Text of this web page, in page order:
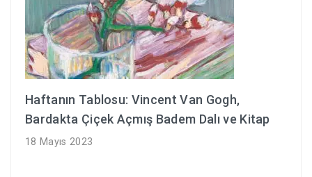
Haftanın Tablosu: Vincent Van Gogh,
Bardakta Çiçek Açmış Badem Dalı ve Kitap
18 Mayıs 2023